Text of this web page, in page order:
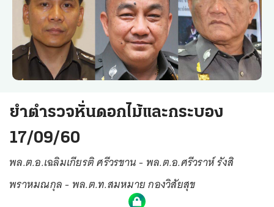
ยำตำรวจหั่นดอกไม้และกระบอง
17/09/60
พล.ต.อ.เฉลิมเกียรติ ศรีวรขาน - พล.ต.อ.ศรีวราห์ รังสิ
พราหมณกุล - พล.ต.ท.สมหมาย กองวิสัยสุข